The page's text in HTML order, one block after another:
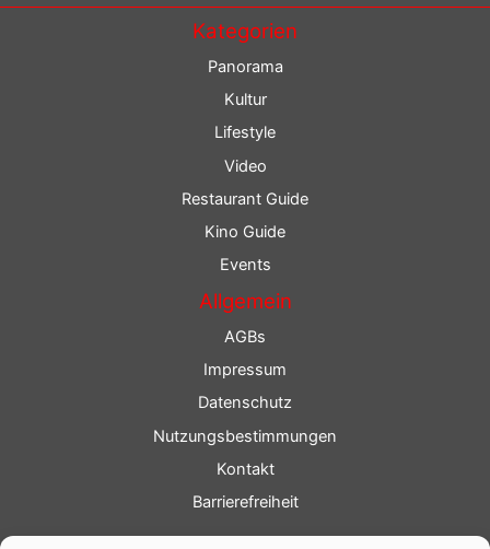
Kategorien
Panorama
Kultur
Lifestyle
Video
Restaurant Guide
Kino Guide
Events
Allgemein
AGBs
Impressum
Datenschutz
Nutzungsbestimmungen
Kontakt
Barrierefreiheit